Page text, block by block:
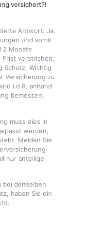
versichert?!
Antwort: Ja,
und somit
2 Monate
verstrichen,
Schutz. Wichtig
Versicherung zu
i.d.R. anhand
bemessen.
muss dies in
werden,
Melden Sie
nur anteilige
bei denselben
haben Sie ein